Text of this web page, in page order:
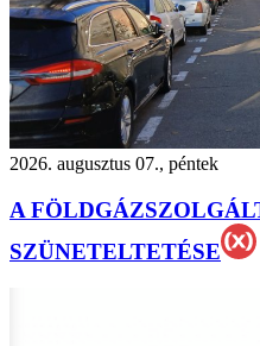
2026. augusztus 07., péntek
A
SZÜNETELTETÉSE